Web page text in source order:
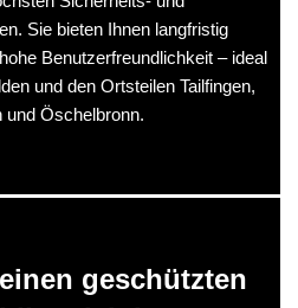
Sie bieten Ihnen langfristig
Benutzerfreundlichkeit – ideal
und den Ortsteilen Tailfingen,
und Öschelbronn.
geschützten